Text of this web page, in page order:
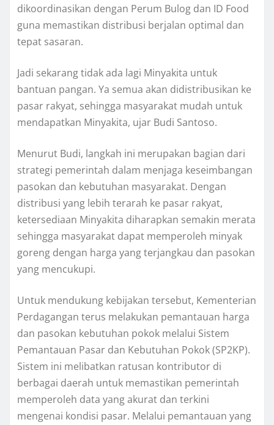
dikoordinasikan dengan Perum Bulog dan ID Food
guna memastikan distribusi berjalan optimal dan
tepat sasaran.
Jadi sekarang tidak ada lagi Minyakita untuk
bantuan pangan. Ya semua akan didistribusikan ke
pasar rakyat, sehingga masyarakat mudah untuk
mendapatkan Minyakita, ujar Budi Santoso.
Menurut Budi, langkah ini merupakan bagian dari
strategi pemerintah dalam menjaga keseimbangan
pasokan dan kebutuhan masyarakat. Dengan
distribusi yang lebih terarah ke pasar rakyat,
ketersediaan Minyakita diharapkan semakin merata
sehingga masyarakat dapat memperoleh minyak
goreng dengan harga yang terjangkau dan pasokan
yang mencukupi.
Untuk mendukung kebijakan tersebut, Kementerian
Perdagangan terus melakukan pemantauan harga
dan pasokan kebutuhan pokok melalui Sistem
Pemantauan Pasar dan Kebutuhan Pokok (SP2KP).
Sistem ini melibatkan ratusan kontributor di
berbagai daerah untuk memastikan pemerintah
memperoleh data yang akurat dan terkini
mengenai kondisi pasar. Melalui pemantauan yang